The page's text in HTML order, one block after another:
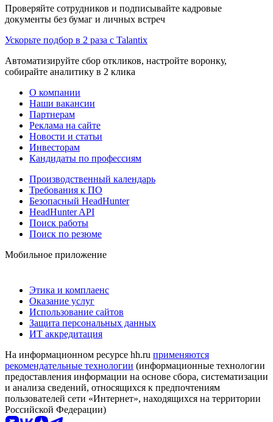
Проверяйте сотрудников и подписывайте кадровые
документы без бумаг и личных встреч
Ускорьте подбор в 2 раза с Talantix
Автоматизируйте сбор откликов, настройте воронку,
собирайте аналитику в 2 клика
О компании
Наши вакансии
Партнерам
Реклама на сайте
Новости и статьи
Инвесторам
Кандидаты по профессиям
Производственный календарь
Требования к ПО
Безопасный HeadHunter
HeadHunter API
Поиск работы
Поиск по резюме
Мобильное приложение
Этика и комплаенс
Оказание услуг
Использование сайтов
Защита персональных данных
ИТ аккредитация
На информационном ресурсе hh.ru применяются
рекомендательные технологии (информационные технологии
предоставления информации на основе сбора, систематизации
и анализа сведений, относящихся к предпочтениям
пользователей сети «Интернет», находящихся на территории
Российской Федерации)